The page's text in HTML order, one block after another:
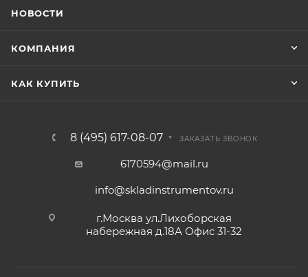
НОВОСТИ
КОМПАНИЯ
КАК КУПИТЬ
8 (495) 617-08-07 ЗАКАЗАТЬ ЗВОНОК
6170594@mail.ru
info@skladinstrumentov.ru
г.Москва ул.Лихоборская
набережная д.18А Офис 31-32